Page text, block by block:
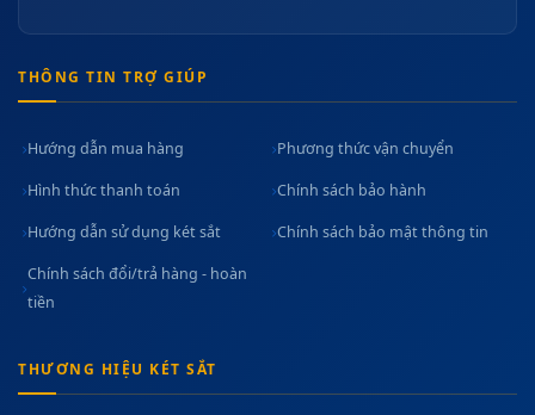
THÔNG TIN TRỢ GIÚP
Hướng dẫn mua hàng Phương thức vận chuyển
Hình thức thanh toán Chính sách bảo hành
Hướng dẫn sử dụng két sắt Chính sách bảo mật thông tin
Chính sách đổi/trả hàng - hoàn
tiền
THƯƠNG HIỆU KÉT SẮT